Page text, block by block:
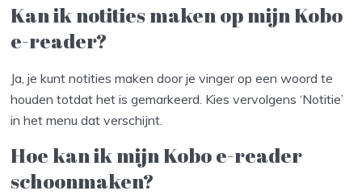
Kan ik notities maken op mijn Kobo
e-reader?
Ja, je kunt notities maken door je vinger op een woord te
houden totdat het is gemarkeerd. Kies vervolgens ‘Notitie’
in het menu dat verschijnt.
Hoe kan ik mijn Kobo e-reader
schoonmaken?